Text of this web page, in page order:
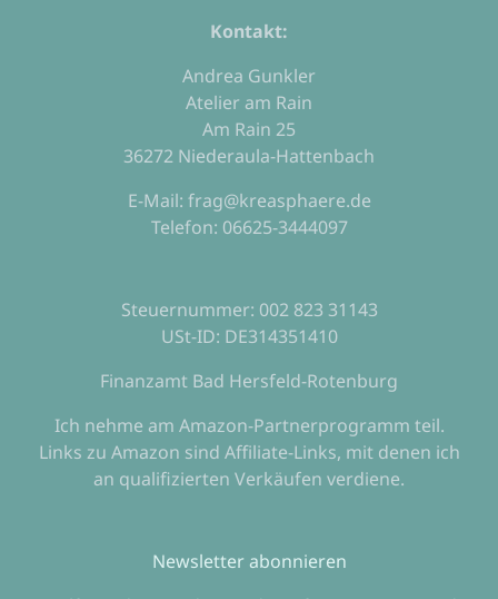
Kontakt:
Andrea Gunkler
Atelier am Rain
Am Rain 25
36272 Niederaula-Hattenbach
E-Mail: frag@kreasphaere.de
Telefon: 06625-3444097
Steuernummer: 002 823 31143
USt-ID: DE314351410
Finanzamt Bad Hersfeld-Rotenburg
Ich nehme am Amazon-Partnerprogramm teil.
Links zu Amazon sind Affiliate-Links, mit denen ich
an qualifizierten Verkäufen verdiene.
Newsletter abonnieren